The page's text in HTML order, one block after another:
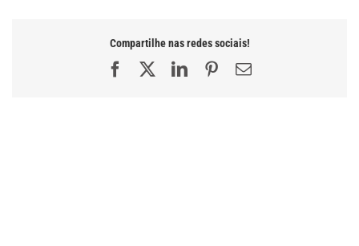
Compartilhe nas redes sociais!
FacebookLinkedInPinterest
E-